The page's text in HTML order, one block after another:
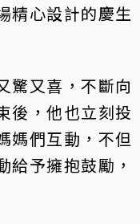
精心設計的慶生
驚又喜，不斷向
後，他也立刻投
媽們互動，不但
給予擁抱鼓勵，